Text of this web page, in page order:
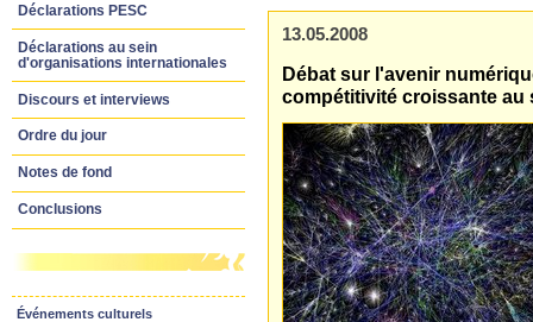
Déclarations PESC
Déclarations au sein
d'organisations internationales
Discours et interviews
Ordre du jour
Notes de fond
Conclusions
Événements culturels
13.05.2008
Débat sur l'avenir
compétitivité croissante au